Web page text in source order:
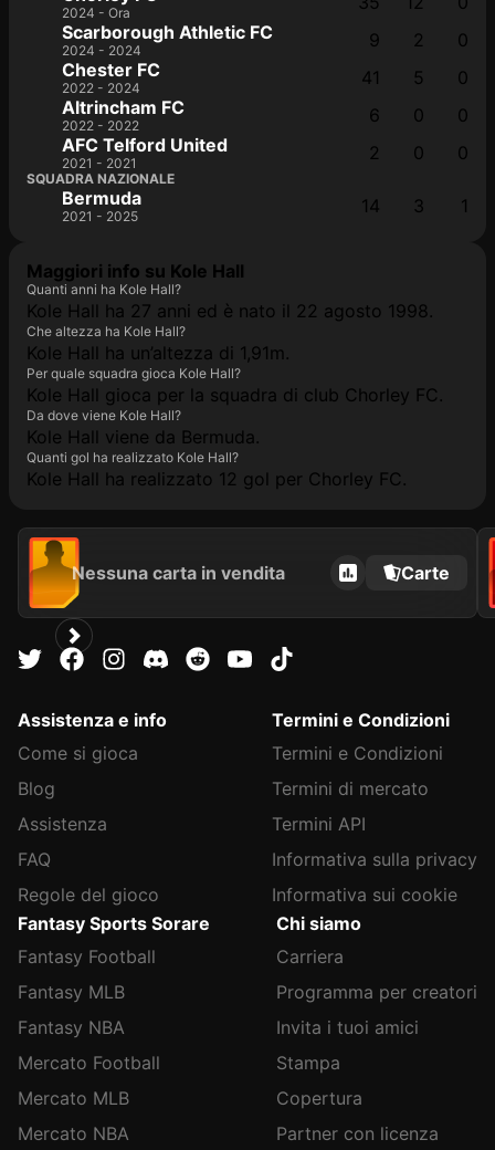
2024 - Ora
Scarborough Athletic FC
2024 - 2024 9 2
0
Chester FC
2022 - 2024 41 5
0
Altrincham FC
2022 - 2022 6 0
0
AFC Telford United
2021 - 2021 2 0 0
SQUADRA NAZIONALE
Bermuda
2021 - 2025 14 3 1
Maggiori info su Kole Hall
Quanti anni ha Kole Hall?
Kole Hall ha 27 anni ed è nato il 22 agosto 1998.
Che altezza ha Kole Hall?
Kole Hall ha un’altezza di 1,91m.
Per quale squadra gioca Kole Hall?
Kole Hall gioca per la squadra di club Chorley FC.
Da dove viene Kole Hall?
Kole Hall viene da Bermuda.
Quanti gol ha realizzato Kole Hall?
Kole Hall ha realizzato 12 gol per Chorley FC.
Nessuna carta in vendita Carte
Assistenza e info
Come si gioca
Blog
Assistenza
FAQ
Regole del gioco
Termini e Condizioni
Termini e Condizioni
Termini di mercato
Termini API
Informativa sulla privacy
Informativa sui cookie
Fantasy Sports Sorare
Fantasy Football
Fantasy MLB
Fantasy NBA
Mercato Football
Mercato MLB
Mercato NBA
Chi siamo
Carriera
Programma per creatori
Invita i tuoi amici
Stampa
Copertura
Partner con licenza